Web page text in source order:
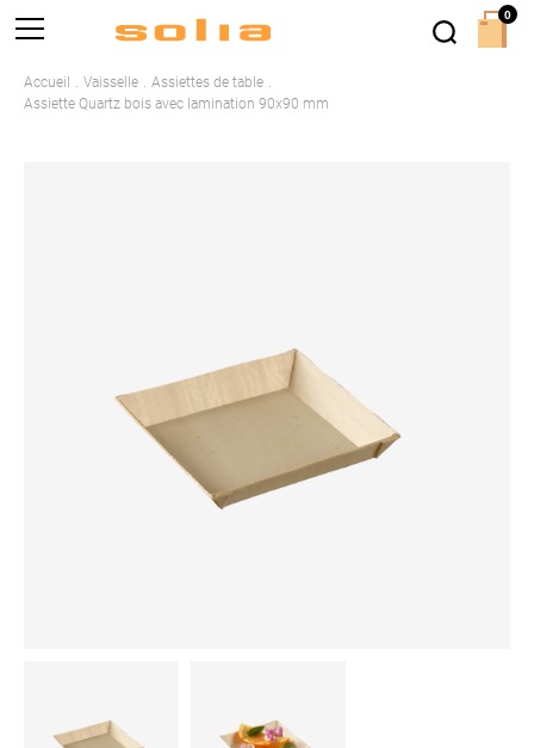
Accueil Vaisselle
Assiettes de table
Assiette Quartz bois avec lamination 90x90 mm
0